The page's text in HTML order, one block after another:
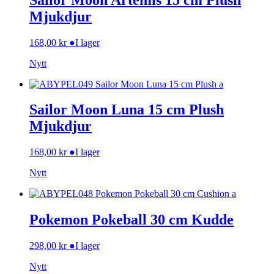
Mjukdjur
168,00 kr ●I lager
Nytt
Sailor Moon Luna 15 cm Plush
Mjukdjur
168,00 kr ●I lager
Nytt
Pokemon Pokeball 30 cm Kudde
298,00 kr ●I lager
Nytt